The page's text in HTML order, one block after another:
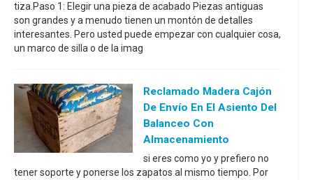
tiza.Paso 1: Elegir una pieza de acabado Piezas antiguas
son grandes y a menudo tienen un montón de detalles
interesantes. Pero usted puede empezar con cualquier cosa,
un marco de silla o de la imag
Reclamado Madera Cajón
De Envío En El Asiento Del
Balanceo Con
Almacenamiento
si eres como yo y prefiero no
tener soporte y ponerse los zapatos al mismo tiempo. Por